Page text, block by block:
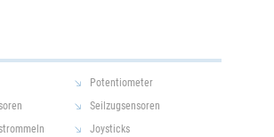
Potentiometer
Seilzugsensoren
Joysticks